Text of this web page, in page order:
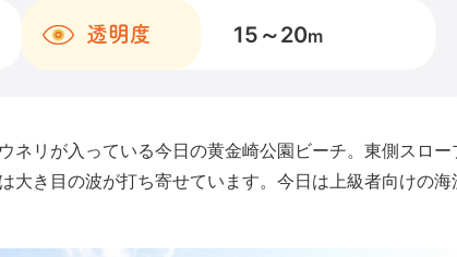
透明度 15～20m
ネリが入っている今日の黄金崎公園ビーチ。東側スロー
大き目の波が打ち寄せています。今日は上級者向けの海